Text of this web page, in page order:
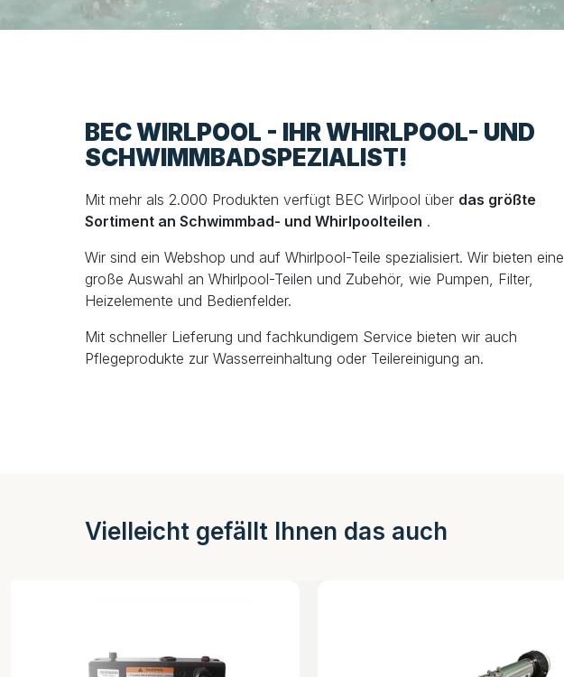
BEC WIRLPOOL - IHR WHIRLPOOL- UND
SCHWIMMBADSPEZIALIST!
Mit mehr als 2.000 Produkten verfügt BEC Wirlpool über das größte
Sortiment an Schwimmbad- und Whirlpoolteilen .
Wir sind ein Webshop und auf Whirlpool-Teile spezialisiert. Wir bieten eine
große Auswahl an Whirlpool-Teilen und Zubehör, wie Pumpen, Filter,
Heizelemente und Bedienfelder.
Mit schneller Lieferung und fachkundigem Service bieten wir auch
Pflegeprodukte zur Wasserreinhaltung oder Teilereinigung an.
Vielleicht gefällt Ihnen das auch